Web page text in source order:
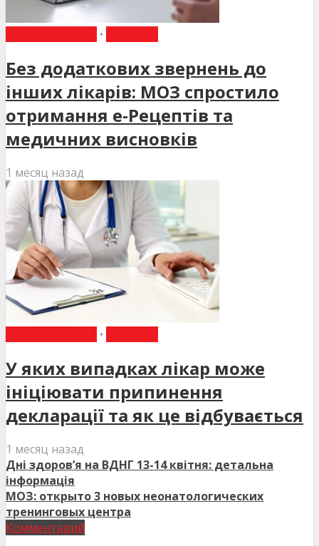
•
Без додаткових звернень до
інших лікарів: МОЗ спростило
отримання е-Рецептів та
медичних висновків
1 месяц назад
•
У яких випадках лікар може
ініціювати припинення
декларації та як це відбувається
1 месяц назад
Дні здоров’я на ВДНГ 13-14 квітня: детальна
інформація
МОЗ: открыто 3 новых неонатологических
тренинговых центра
Комментарий